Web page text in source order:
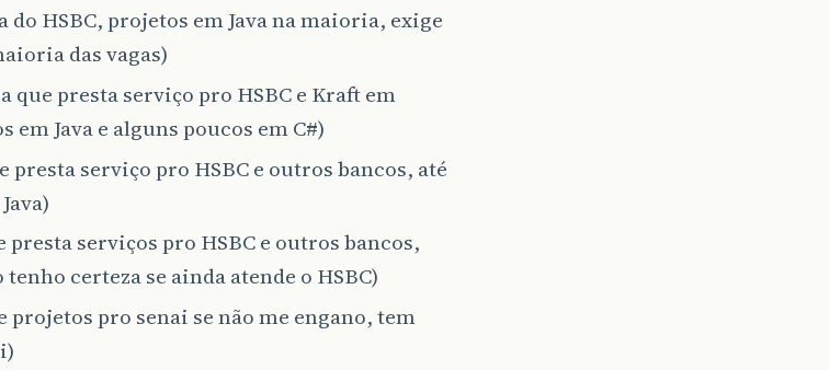
do HSBC, projetos em Java na maioria, exige
das vagas)
presta serviço pro HSBC e Kraft em
Java e alguns poucos em C#)
serviço pro HSBC e outros bancos, até
serviços pro HSBC e outros bancos,
certeza se ainda atende o HSBC)
projetos pro senai se não me engano, tem